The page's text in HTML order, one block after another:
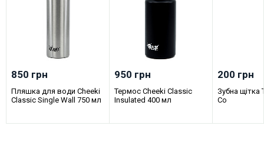
850 грн
Пляшка для води Cheeki
Classic Single Wall 750 мл
950 грн
Термос Cheeki Classic
Insulated 400 мл
200 грн
Зубна щітка
Co